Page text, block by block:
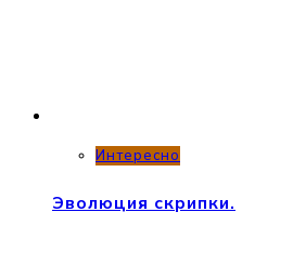
Интересно
Эволюция скрипки.